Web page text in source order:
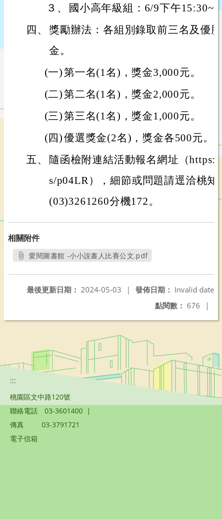
３、
國小高年級組：6/9下午
四、
獎勵辦法：各組別錄取前三名及優
金。
(一)第一名(1名)，獎金3,000元。
(二)第二名(1名)，獎金2,000元。
(三)第三名(1名)，獎金1,000元。
(四)優選獎金(2名)，獎金各500元。
五、
隨函檢附連結活動報名網址（
s/p04LR），細節或問題請逕洽桃
(03)3261260分機172。
相關附件
愛閱圖書館 -小小說書人比賽公文.pdf
發佈日期： Invalid date
最後更新日期： 2024-05-03
|
點閱數： 676 |
:::
桃園區文中路120號
聯絡電話
03-3601400 |
傳真
03-3791721
電子信箱